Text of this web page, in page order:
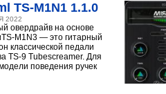
TS-M1N1 1.1.0
2022
овердрайв на основе
M1N3 — это гитарный
классической педали
TS-9 Tubescreamer. Для
поведения ручек